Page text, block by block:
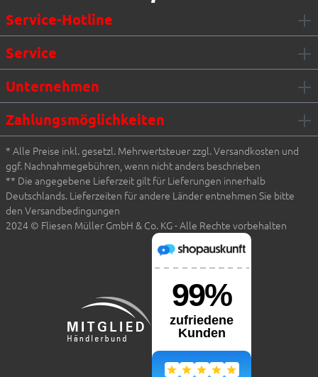
Service-Hotline
Service
Unternehmen
Zahlungsmöglichkeiten
* Alle Preise inkl. gesetzl. Mehrwertsteuer zzgl. Versandkosten und
ggf. Nachnahmegebühren, wenn nicht anders beschrieben
** Die angegebene Lieferzeit gilt für Lieferungen innerhalb
Deutschlands. Lieferzeiten für andere Länder entnehmen Sie bitte
den Versandbedingungen
2024 © Fliesen Müller GmbH & Co. KG - Alle Rechte vorbehalten